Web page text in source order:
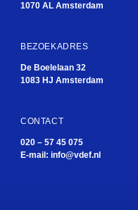
1070 AL Amsterdam
BEZOEKADRES
De Boelelaan 32
1083 HJ Amsterdam
CONTACT
020 – 57 45 075
E-mail: info@vdef.nl